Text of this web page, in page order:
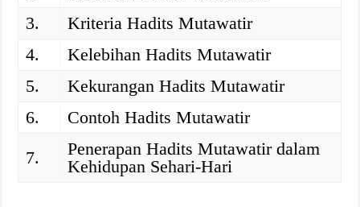
3.
Kriteria Hadits Mutawatir
4.
Kelebihan Hadits Mutawatir
5.
Kekurangan Hadits Mutawatir
6.
Contoh Hadits Mutawatir
7.
Penerapan Hadits Mutawatir dalam
Kehidupan Sehari-Hari